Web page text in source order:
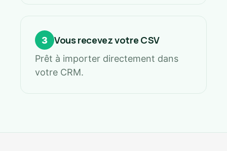
3 Vous recevez votre CSV
Prêt à importer directement dans
votre CRM.